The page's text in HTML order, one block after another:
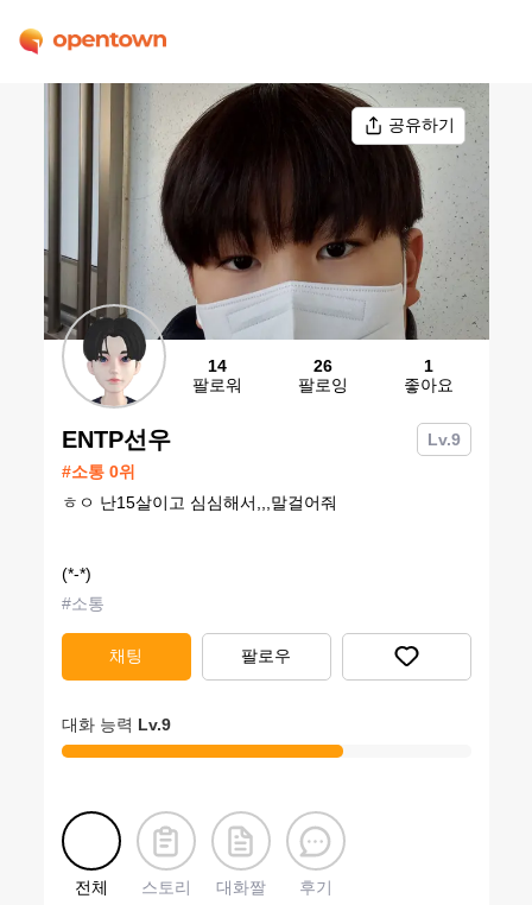
공유하기
14
팔로워
26
팔로잉
1
좋아요
ENTP선우 Lv.9
#소통 0위
ㅎㅇ 난15살이고 심심해서,,,말걸어줘
(*-*)
#소통
채팅 팔로우
대화 능력 Lv.9
전체 스토리 대화짤 후기